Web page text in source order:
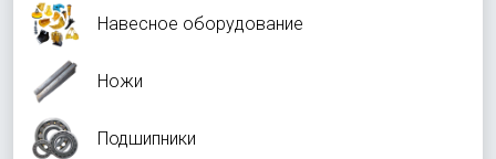
Навесное оборудование
Ножи
Подшипники